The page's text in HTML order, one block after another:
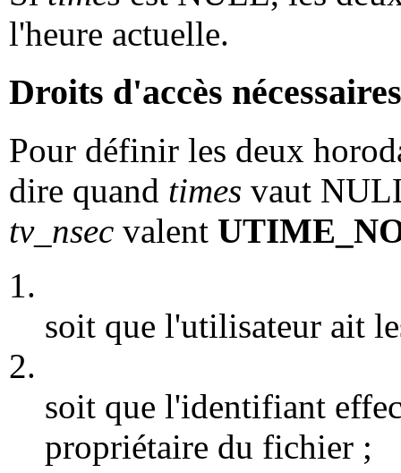
l'heure actuelle.
Droits d'accès nécessaires
Pour définir les deux
dire quand times vaut
tv_nsec valent
1.
soit que l'utilisateur ait
2.
soit que l'identifiant
propriétaire du fichier ;